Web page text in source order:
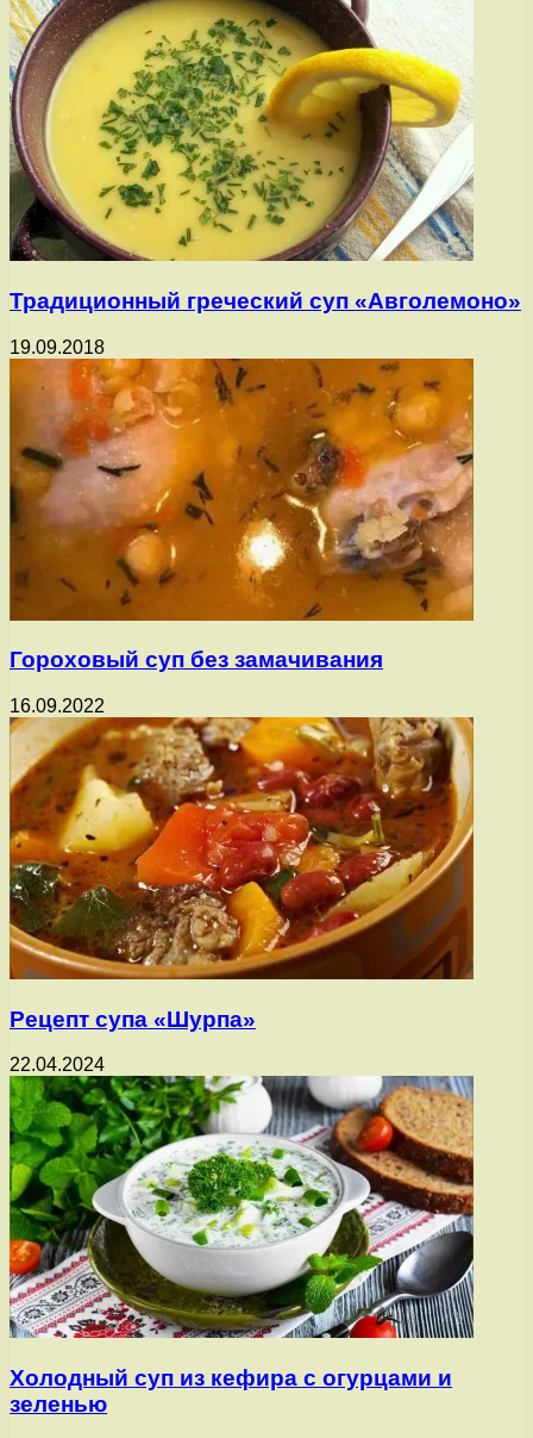
Традиционный греческий суп «Авголемоно»
19.09.2018
Гороховый суп без замачивания
16.09.2022
Рецепт супа «Шурпа»
22.04.2024
Холодный суп из кефира с огурцами и
зеленью